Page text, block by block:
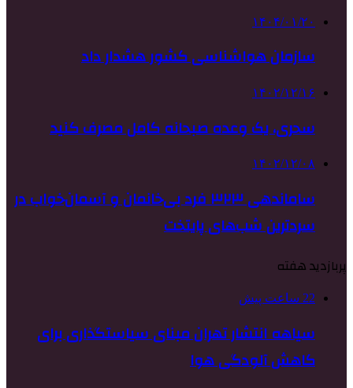
۱۴۰۴/۰۱/۲۰
سازمان هواشناسی کشور هشدار داد
۱۴۰۲/۱۲/۱۶
سحری، یک وعده صبحانه کامل مصرف کنید
۱۴۰۲/۱۲/۰۸
ساماندهی ۳۲۳ فرد بی‌خانمان و آسمان‌خواب در
سردترین شب‌های پایتخت
پربازدید هفته
22 ساعت پیش
سیاهه انتشار تهران مبنای سیاستگذاری برای
کاهش آلودگی هوا